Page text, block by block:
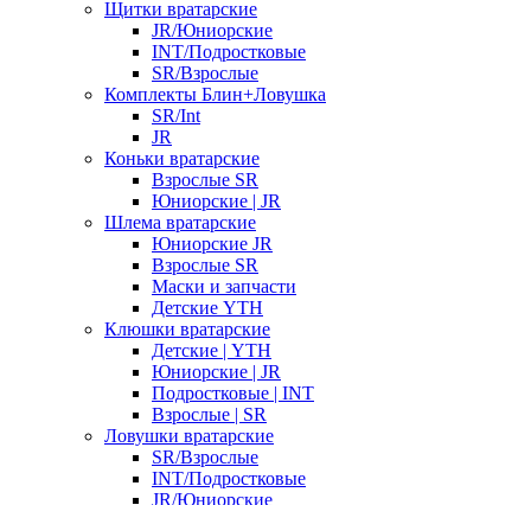
Щитки вратарские
JR/Юниорские
INT/Подростковые
SR/Взрослые
Комплекты Блин+Ловушка
SR/Int
JR
Коньки вратарские
Взрослые SR
Юниорские | JR
Шлема вратарские
Юниорские JR
Взрослые SR
Маски и запчасти
Детские YTH
Клюшки вратарские
Детские | YTH
Юниорские | JR
Подростковые | INT
Взрослые | SR
Ловушки вратарские
SR/Взрослые
INT/Подростковые
JR/Юниорские